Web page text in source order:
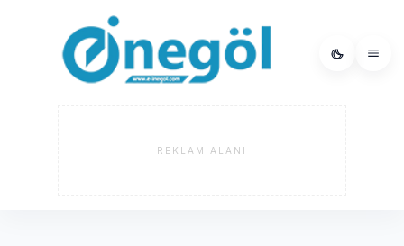
REKLAM ALANI